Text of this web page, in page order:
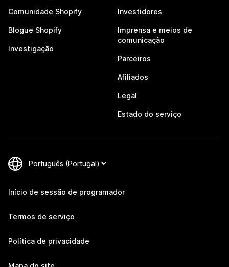
Comunidade Shopify
Blogue Shopify
Investigação
Investidores
Imprensa e meios de
comunicação
Parceiros
Afiliados
Legal
Estado do serviço
Início de sessão de programador
Termos de serviço
Política de privacidade